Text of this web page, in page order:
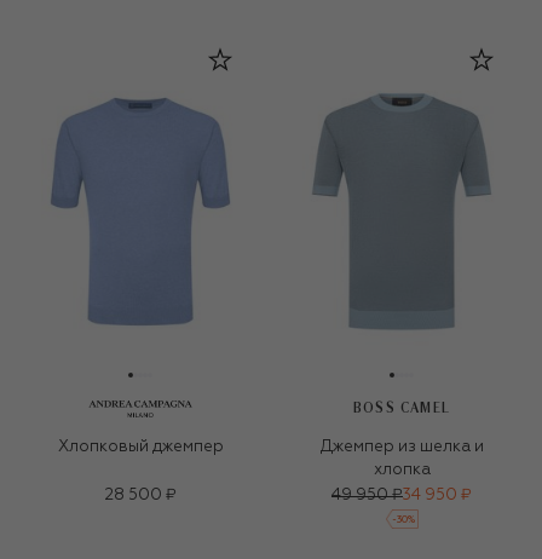
Хлопковый джемпер
28 500 ₽
BOSS CAMEL
Джемпер из шелка и
хлопка
49 950 ₽34 950 ₽
-30%